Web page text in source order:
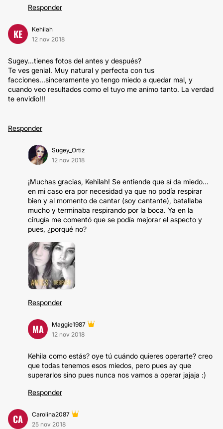
Responder
KE
Kehilah
12 nov 2018
Sugey...tienes fotos del antes y después?
Te ves genial. Muy natural y perfecta con tus
facciones...sinceramente yo tengo miedo a quedar mal, y
cuando veo resultados como el tuyo me animo tanto. La verdad
te envidio!!!
Responder
Sugey_Ortiz
12 nov 2018
¡Muchas gracias, Kehilah! Se entiende que sí da miedo...
en mi caso era por necesidad ya que no podía respirar
bien y al momento de cantar (soy cantante), batallaba
mucho y terminaba respirando por la boca. Ya en la
cirugía me comentó que se podía mejorar el aspecto y
pues, ¿porqué no?
Responder
MA
Maggie1987
12 nov 2018
Kehila como estás? oye tú cuándo quieres operarte? creo
que todas tenemos esos miedos, pero pues ay que
superarlos sino pues nunca nos vamos a operar jajaja :)
Responder
CA
Carolina2087
25 nov 2018